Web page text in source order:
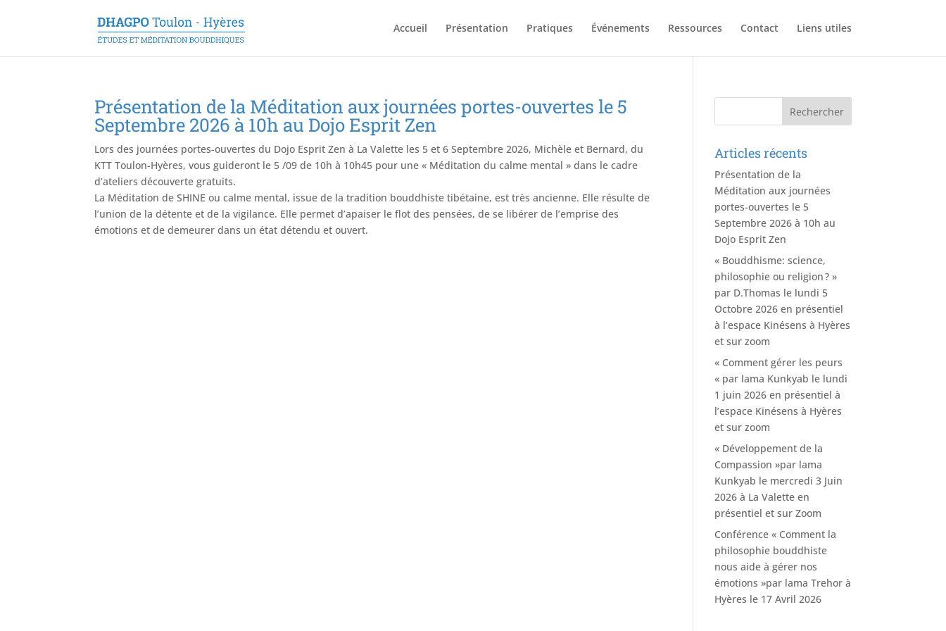
Accueil Présentation Pratiques Événements Ressources Contact Liens utiles
Présentation de la Méditation aux journées portes-ouvertes le 5
Septembre 2026 à 10h au Dojo Esprit Zen
Lors des journées portes-ouvertes du Dojo Esprit Zen à La Valette les 5 et 6 Septembre 2026, Michèle et Bernard, du
KTT Toulon-Hyères, vous guideront le 5 /09 de 10h à 10h45 pour une « Méditation du calme mental » dans le cadre
d’ateliers découverte gratuits.
La Méditation de SHINE ou calme mental, issue de la tradition bouddhiste tibétaine, est très ancienne. Elle résulte de
l’union de la détente et de la vigilance. Elle permet d’apaiser le flot des pensées, de se libérer de l’emprise des
émotions et de demeurer dans un état détendu et ouvert.
Articles récents
Présentation de la
Méditation aux journées
portes-ouvertes le 5
Septembre 2026 à 10h au
Dojo Esprit Zen
« Bouddhisme: science,
philosophie ou religion ? »
par D.Thomas le lundi 5
Octobre 2026 en présentiel
à l’espace Kinésens à Hyères
et sur zoom
« Comment gérer les peurs
« par lama Kunkyab le lundi
1 juin 2026 en présentiel à
l’espace Kinésens à Hyères
et sur zoom
« Développement de la
Compassion »par lama
Kunkyab le mercredi 3 Juin
2026 à La Valette en
présentiel et sur Zoom
Conférence « Comment la
philosophie bouddhiste
nous aide à gérer nos
émotions »par lama Trehor à
Hyères le 17 Avril 2026